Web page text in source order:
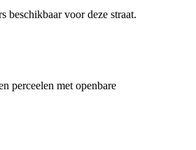
beschikbaar voor deze straat.
perceelen met openbare